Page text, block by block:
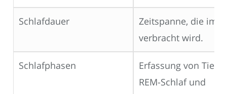
Schlafdauer
Zeitspanne, die im
verbracht wird.
Schlafphasen
Erfassung von
REM-Schlaf und